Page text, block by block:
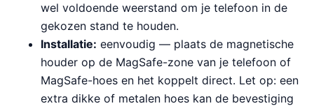
wel voldoende weerstand om je telefoon in de
gekozen stand te houden.
Installatie: eenvoudig — plaats de magnetische
houder op de MagSafe-zone van je telefoon of
MagSafe-hoes en het koppelt direct. Let op: een
extra dikke of metalen hoes kan de bevestiging